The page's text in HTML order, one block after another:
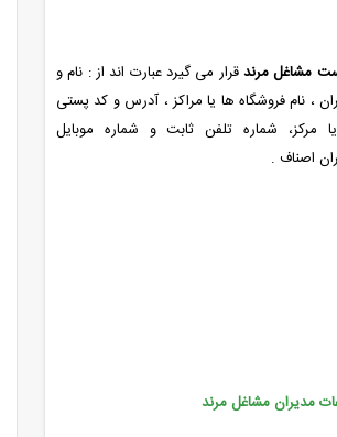
مشاغل مرندقرار می گیرد عبارت اند از : نام و
، نام فروشگاه ها یا مراکز ، آدرس و کد پستی
مرکز، شماره تلفن ثابت و شماره موبایل
اصناف .
مدیران مشاغل مرند